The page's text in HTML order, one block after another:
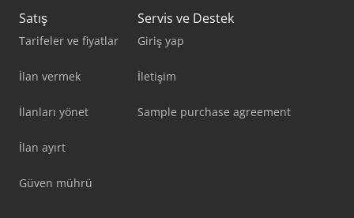
Satış
Tarifeler ve fiyatlar
İlan vermek
İlanları yönet
İlan ayırt
Güven mührü
Servis ve Destek
Giriş yap
İletişim
Sample purchase agreement